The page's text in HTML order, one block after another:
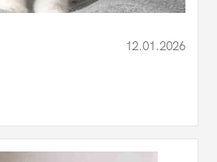
12.01.2026